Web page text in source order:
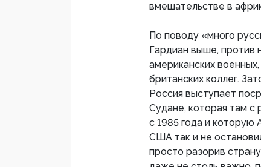
вмешательстве в
По поводу «много
Гардиан выше, против
американских
британских коллег.
Россия выступает
Судане, которая там с
с 1985 года и
США так и не
просто разорив